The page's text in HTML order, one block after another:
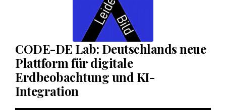
CODE-DE Lab: Deutschlands neue
Plattform für digitale
Erdbeobachtung und KI-
Integration